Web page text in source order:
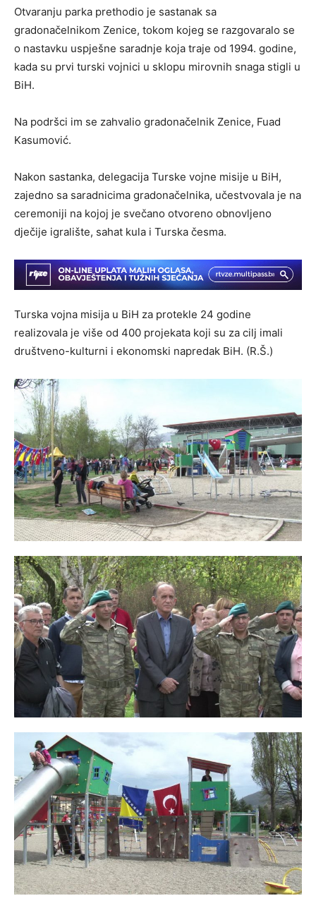
Otvaranju parka prethodio je sastanak sa
gradonačelnikom Zenice, tokom kojeg se razgovaralo se
o nastavku uspješne saradnje koja traje od 1994. godine,
kada su prvi turski vojnici u sklopu mirovnih snaga stigli u
BiH.
Na podršci im se zahvalio gradonačelnik Zenice, Fuad
Kasumović.
Nakon sastanka, delegacija Turske vojne misije u BiH,
zajedno sa saradnicima gradonačelnika, učestvovala je na
ceremoniji na kojoj je svečano otvoreno obnovljeno
dječije igralište, sahat kula i Turska česma.
Turska vojna misija u BiH za protekle 24 godine
realizovala je više od 400 projekata koji su za cilj imali
društveno-kulturni i ekonomski napredak BiH. (R.Š.)